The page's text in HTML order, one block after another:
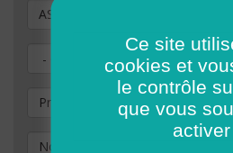
Vous souhaitez postuler au
Prénom
Nom
Ce site
cookies et
le contrôle
que vous
activer